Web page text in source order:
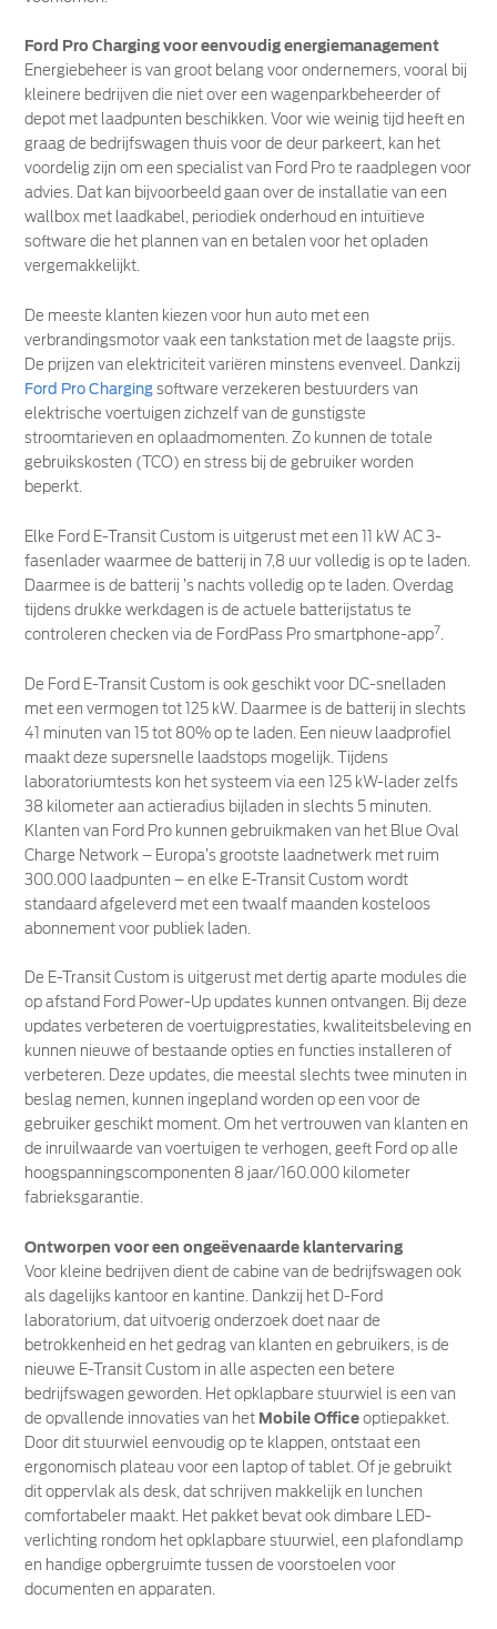
Ford Pro Charging voor eenvoudig energiemanagement
Energiebeheer is van groot belang voor ondernemers, vooral bij
kleinere bedrijven die niet over een wagenparkbeheerder of
depot met laadpunten beschikken. Voor wie weinig tijd heeft en
graag de bedrijfswagen thuis voor de deur parkeert, kan het
voordelig zijn om een specialist van Ford Pro te raadplegen voor
advies. Dat kan bijvoorbeeld gaan over de installatie van een
wallbox met laadkabel, periodiek onderhoud en intuïtieve
software die het plannen van en betalen voor het opladen
vergemakkelijkt.
De meeste klanten kiezen voor hun auto met een
verbrandingsmotor vaak een tankstation met de laagste prijs.
De prijzen van elektriciteit variëren minstens evenveel. Dankzij
Ford Pro Charging software verzekeren bestuurders van
elektrische voertuigen zichzelf van de gunstigste
stroomtarieven en oplaadmomenten. Zo kunnen de totale
gebruikskosten (TCO) en stress bij de gebruiker worden
beperkt.
Elke Ford E-Transit Custom is uitgerust met een 11 kW AC 3-
fasenlader waarmee de batterij in 7,8 uur volledig is op te laden.
Daarmee is de batterij ’s nachts volledig op te laden. Overdag
tijdens drukke werkdagen is de actuele batterijstatus te
controleren checken via de FordPass Pro smartphone-app7
De Ford E-Transit Custom is ook geschikt voor DC-snelladen
met een vermogen tot 125 kW. Daarmee is de batterij in slechts
41 minuten van 15 tot 80% op te laden. Een nieuw laadprofiel
maakt deze supersnelle laadstops mogelijk. Tijdens
laboratoriumtests kon het systeem via een 125 kW-lader zelfs
38 kilometer aan actieradius bijladen in slechts 5 minuten.
Klanten van Ford Pro kunnen gebruikmaken van het Blue Oval
Charge Network – Europa’s grootste laadnetwerk met ruim
300.000 laadpunten – en elke E-Transit Custom wordt
standaard afgeleverd met een twaalf maanden kosteloos
abonnement voor publiek laden.
De E-Transit Custom is uitgerust met dertig aparte modules die
op afstand Ford Power-Up updates kunnen ontvangen. Bij deze
updates verbeteren de voertuigprestaties, kwaliteitsbeleving en
kunnen nieuwe of bestaande opties en functies installeren of
verbeteren. Deze updates, die meestal slechts twee minuten in
beslag nemen, kunnen ingepland worden op een voor de
gebruiker geschikt moment. Om het vertrouwen van klanten en
de inruilwaarde van voertuigen te verhogen, geeft Ford op alle
hoogspanningscomponenten 8 jaar/160.000 kilometer
fabrieksgarantie.
Ontworpen voor een ongeëvenaarde klantervaring
Voor kleine bedrijven dient de cabine van de bedrijfswagen ook
als dagelijks kantoor en kantine. Dankzij het D-Ford
laboratorium, dat uitvoerig onderzoek doet naar de
betrokkenheid en het gedrag van klanten en gebruikers, is de
nieuwe E-Transit Custom in alle aspecten een betere
bedrijfswagen geworden. Het opklapbare stuurwiel is een van
de opvallende innovaties van het Mobile Office optiepakket.
Door dit stuurwiel eenvoudig op te klappen, ontstaat een
ergonomisch plateau voor een laptop of tablet. Of je gebruikt
dit oppervlak als desk, dat schrijven makkelijk en lunchen
comfortabeler maakt. Het pakket bevat ook dimbare LED-
verlichting rondom het opklapbare stuurwiel, een plafondlamp
en handige opbergruimte tussen de voorstoelen voor
documenten en apparaten.